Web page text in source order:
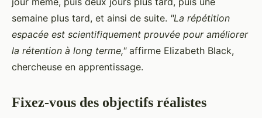
semaine plus tard, et ainsi de suite. "La répétition
espacée est scientifiquement prouvée pour améliorer
la rétention à long terme,"affirme Elizabeth Black,
chercheuse en apprentissage.
Fixez-vous des objectifs réalistes